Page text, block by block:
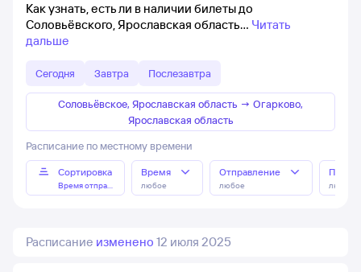
Как узнать, есть ли в наличии билеты до
Соловьёвского, Ярославская область
Читать
дальше
Сегодня Завтра Послезавтра
Соловьёвское, Ярославская область → Огарково,
Ярославская область
Расписание по местному времени
Сортировка
Время отправления
Время
любое
Отправление
любое любое
Расписание изменено 12 июля 2025